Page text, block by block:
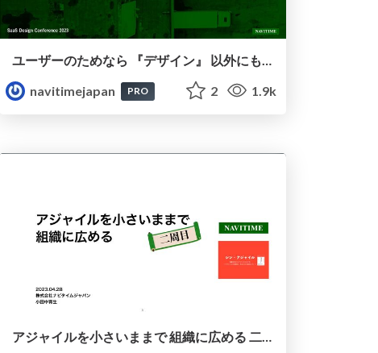
navitimejapan
PRO 2 1.9k